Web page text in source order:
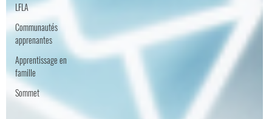
LFLA
Communautés
apprenantes
Apprentissage en
famille
Sommet